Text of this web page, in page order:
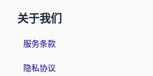
关于我们
服务条款
隐私协议